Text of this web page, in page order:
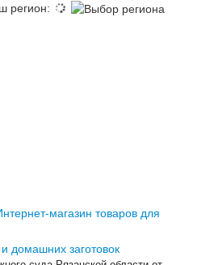
регион:
магазин товаров для
домашних заготовок